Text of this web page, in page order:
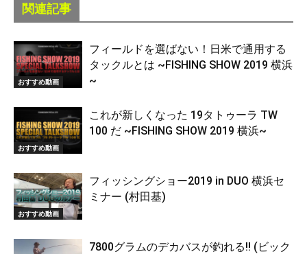
関連記事
おすすめ動画
フィールドを選ばない！日米で通用する
タックルとは ~FISHING SHOW 2019 横浜
~
おすすめ動画
これが新しくなった 19タトゥーラ TW
100 だ ~FISHING SHOW 2019 横浜~
おすすめ動画
フィッシングショー2019 in DUO 横浜セ
ミナー (村田基)
7800グラムのデカバスが釣れる!! (ビック